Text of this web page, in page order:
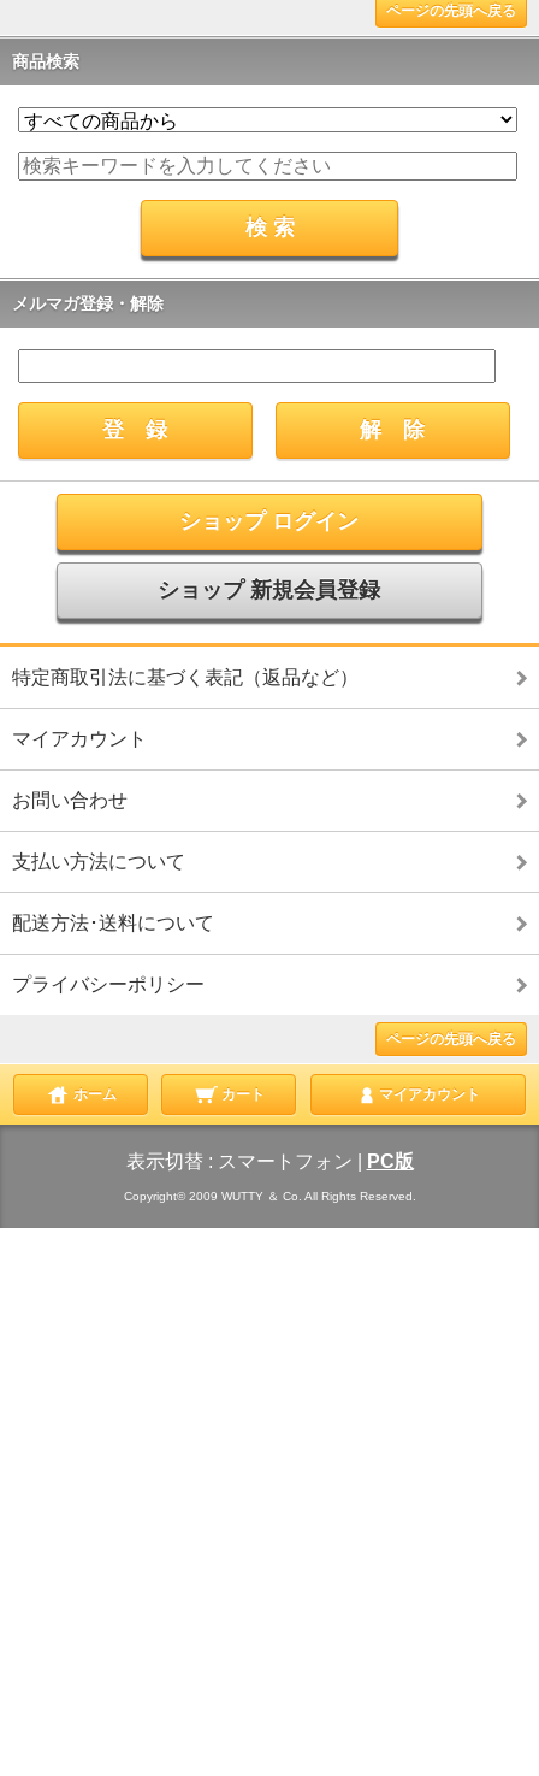
ページの先頭へ戻る
商品検索
メルマガ登録・解除
ショップ ログイン
ショップ 新規会員登録
特定商取引法に基づく表記（返品など）
マイアカウント
お問い合わせ
支払い方法について
配送方法･送料について
プライバシーポリシー
ページの先頭へ戻る
ホーム カート マイアカウント
表示切替 : スマートフォン PC版
Copyright© 2009 WUTTY ＆ Co. All Rights Reserved.